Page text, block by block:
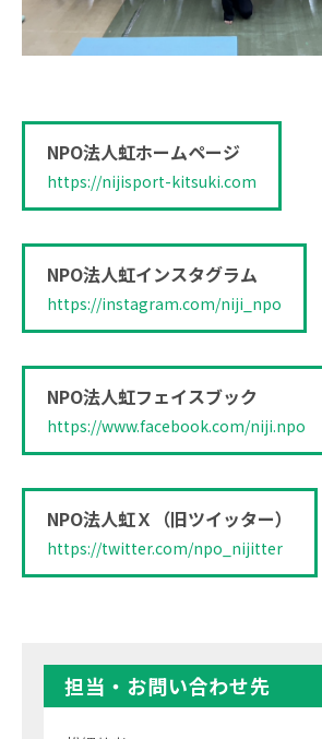
NPO法人虹ホームページ
https://nijisport-kitsuki.com
NPO法人虹インスタグラム
https://instagram.com/niji_npo
NPO法人虹フェイスブック
https://www.facebook.com/niji.npo
NPO法人虹Ｘ（旧ツイッター）
https://twitter.com/npo_nijitter
担当・お問い合わせ先